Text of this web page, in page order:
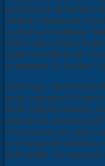
различных
начало, середина,
и удачный период.
2020 году, каждый
намеченной цели,
внимания на плохие
2016 год -
ведь каждые 4 года
этим годом связано
опасен на самом
отличаются ли чем-
в отношении
принципу, что и